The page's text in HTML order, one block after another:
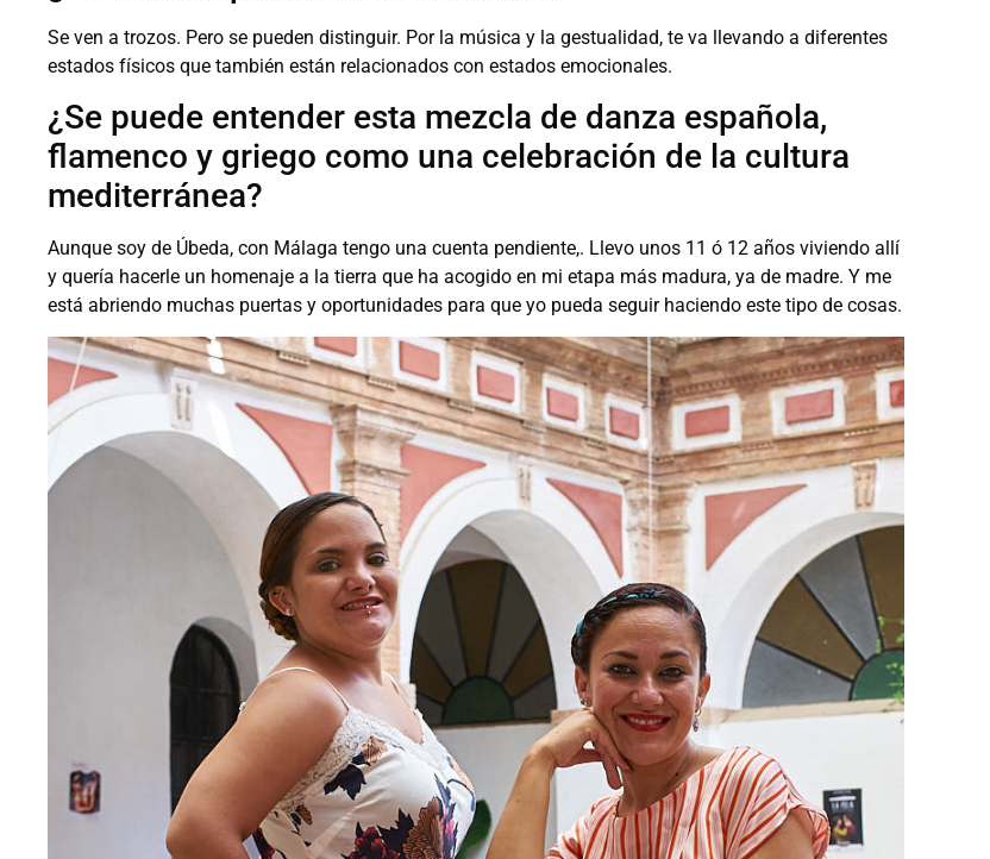
Se ven a trozos. Pero se pueden distinguir. Por la música y la gestualidad, te va llevando a diferentes
estados físicos que también están relacionados con estados emocionales.
¿Se puede entender esta mezcla de danza española,
flamenco y griego como una celebración de la cultura
mediterránea?
Aunque soy de Úbeda, con Málaga tengo una cuenta pendiente,. Llevo unos 11 ó 12 años viviendo allí
y quería hacerle un homenaje a la tierra que ha acogido en mi etapa más madura, ya de madre. Y me
está abriendo muchas puertas y oportunidades para que yo pueda seguir haciendo este tipo de cosas.